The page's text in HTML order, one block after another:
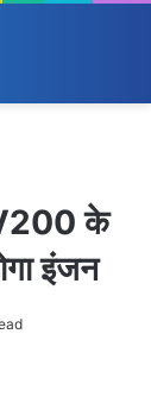
के
इंजन